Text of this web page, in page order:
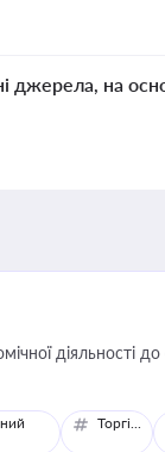
джерела, на
діяльності
Торгівля